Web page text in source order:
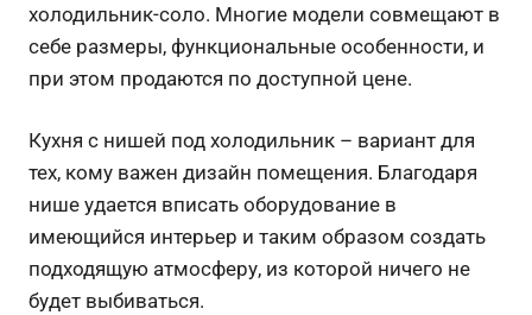
холодильник-соло. Многие модели совмещают в
себе размеры, функциональные особенности, и
при этом продаются по доступной цене.
Кухня с нишей под холодильник – вариант для
тех, кому важен дизайн помещения. Благодаря
нише удается вписать оборудование в
имеющийся интерьер и таким образом создать
подходящую атмосферу, из которой ничего не
будет выбиваться.